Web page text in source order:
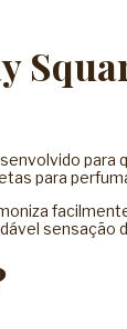
para
sensação